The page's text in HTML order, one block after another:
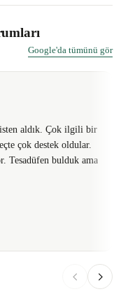
Google'da tümünü gör
aldık. Çok ilgili bir
çok destek oldular.
Tesadüfen bulduk ama